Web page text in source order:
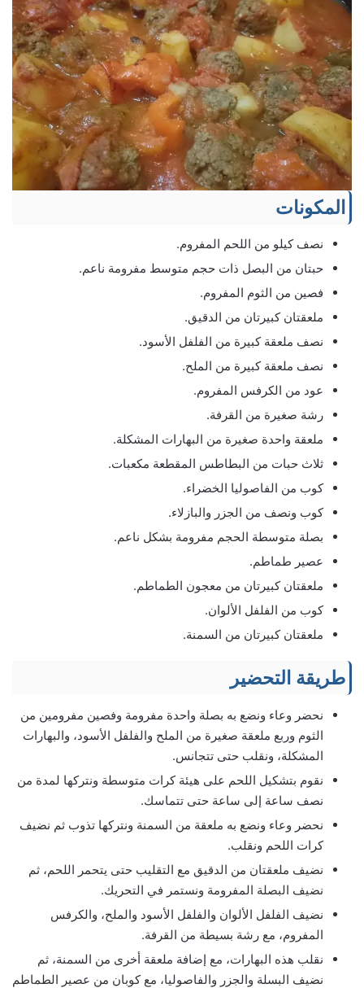
المكونات
نصف كيلو من اللحم المفروم.
حبتان من البصل ذات حجم متوسط مفرومة ناعم.
فصين من الثوم المفروم.
ملعقتان كبيرتان من الدقيق.
نصف ملعقة كبيرة من الفلفل الأسود.
نصف ملعقة كبيرة من الملح.
عود من الكرفس المفروم.
رشة صغيرة من القرفة.
ملعقة واحدة صغيرة من البهارات المشكلة.
ثلاث حبات من البطاطس المقطعة مكعبات.
كوب من الفاصوليا الخضراء.
كوب ونصف من الجزر والبازلاء.
بصلة متوسطة الحجم مفرومة بشكل ناعم.
عصير طماطم.
ملعقتان كبيرتان من معجون الطماطم.
كوب من الفلفل الألوان.
ملعقتان كبيرتان من السمنة.
طريقة التحضير
نحضر وعاء ونضع به بصلة واحدة مفرومة وفصين مفرومين من
الثوم وربع ملعقة صغيرة من الملح والفلفل الأسود، والبهارات
المشكلة، ونقلب حتى تتجانس.
نقوم بتشكيل اللحم على هيئة كرات متوسطة ونتركها لمدة من
نصف ساعة إلى ساعة حتى تتماسك.
نحضر وعاء ونضع به ملعقة من السمنة ونتركها تذوب ثم نضيف
كرات اللحم ونقلب.
نضيف ملعقتان من الدقيق مع التقليب حتى يتحمر اللحم، ثم
نضيف البصلة المفرومة ونستمر في التحريك.
نضيف الفلفل الألوان والفلفل الأسود والملح، والكرفس
المفروم، مع رشة بسيطة من القرفة.
نقلب هذه البهارات، مع إضافة ملعقة أخرى من السمنة، ثم
نضيف البسلة والجزر والفاصوليا، مع كوبان من عصير الطماطم